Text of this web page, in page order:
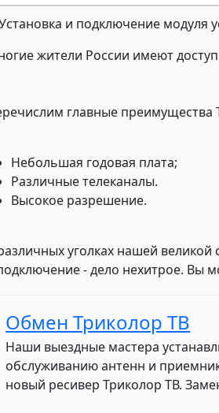
жители России имеют
главные преимущества
Небольшая годовая плата;
Различные телеканалы.
Высокое разрешение.
уголках нашей
- дело нехитрое. Вы
Обмен Триколор ТВ
Наши выездные мастера
обслуживанию антенн и
новый ресивер Триколор ТВ.